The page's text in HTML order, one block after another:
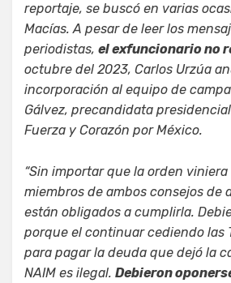
reportaje, se buscó en varias
Macías. A pesar de leer los
periodistas, el exfuncionario no
octubre del 2023, Carlos Urzúa
incorporación al equipo de
Gálvez, precandidata
Fuerza y Corazón por México.
“Sin importar que la orden
miembros de ambos consejos de
están obligados a cumplirla.
porque el continuar cediendo las
para pagar la deuda que dejó la
NAIM es ilegal. Debieron